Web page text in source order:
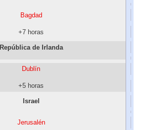
Bagdad
+7 horas
República de Irlanda
Dublín
+5 horas
Israel
Jerusalén